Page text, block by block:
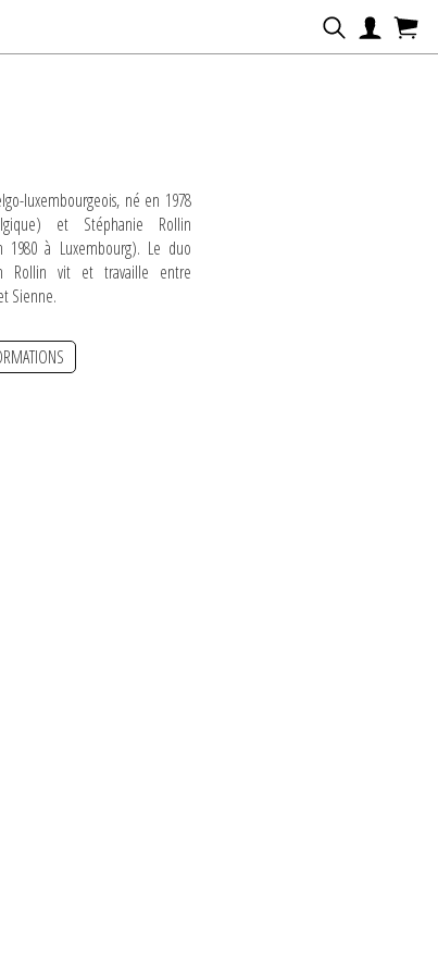
luxembourgeois, né en 1978
et Stéphanie Rollin
1980 à Luxembourg). Le duo
Rollin vit et travaille entre
Sienne.